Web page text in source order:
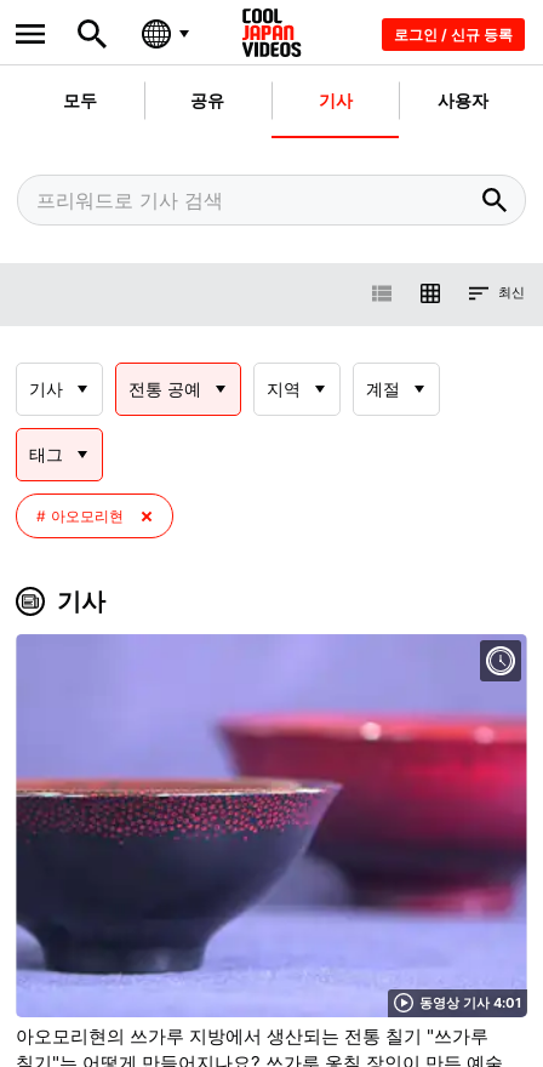
로그인 / 신규 등록
모두 공유 기사 사용자
최신
기사 전통 공예 지역 계절
태그
아오모리현
기사
동영상 기사 4:01
아오모리현의 쓰가루 지방에서 생산되는 전통 칠기 "쓰가루